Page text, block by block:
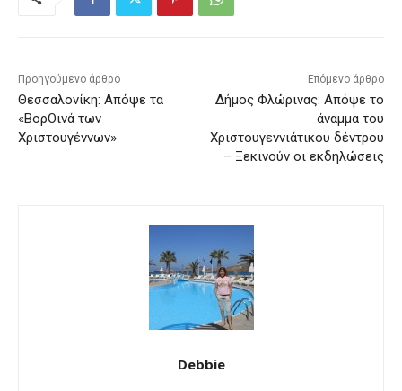
Προηγούμενο άρθρο
Θεσσαλονίκη: Απόψε τα
«ΒορΟινά των
Χριστουγέννων»
Επόμενο άρθρο
Δήμος Φλώρινας: Απόψε το
άναμμα του
Χριστουγεννιάτικου δέντρου
– Ξεκινούν οι εκδηλώσεις
Debbie